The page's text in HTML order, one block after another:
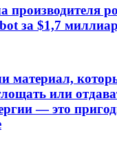
производителя
за $1,7
материал,
или
— это